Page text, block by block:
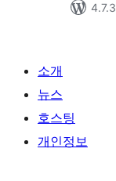
소개
뉴스
호스팅
개인정보